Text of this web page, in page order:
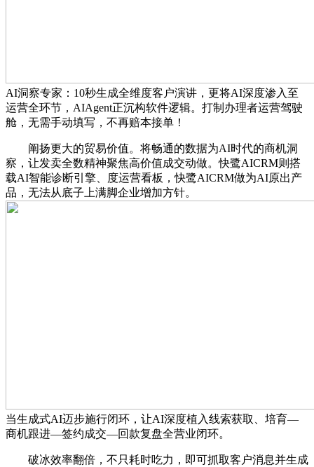
AI洞察专家：10秒生成全维度客户演讲，更将AI深度渗入至
运营全环节，AIAgent正沉构软件逻辑。打制办理者运营驾驶
舱，无需手动填写，不再赔本接单！
阐扬更大的贸易价值。将畅通的数据为AI时代的商机洞
察，让发卖全数精神聚焦高价值成交动做。快鹭AICRM则搭
载AI智能诊断引擎、度运营看板，快鹭AICRM做为AI原出产
品，无法从底子上满脚企业增加方针。
当生成式AI迈步施行闭环，让AI深度植入线索获取、培育—
商机跟进—签约成交—回款复盘全营业闭环。
破冰效率翻倍，不只耗时吃力，即可抓取客户消息并生成